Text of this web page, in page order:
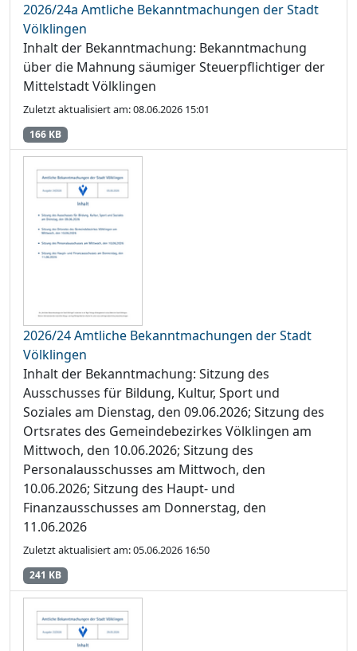
2026/24a Amtliche Bekanntmachungen der Stadt
Völklingen
Inhalt der Bekanntmachung: Bekanntmachung
über die Mahnung säumiger Steuerpflichtiger der
Mittelstadt Völklingen
Zuletzt aktualisiert am: 08.06.2026 15:01
166 KB
2026/24 Amtliche Bekanntmachungen der Stadt
Völklingen
Inhalt der Bekanntmachung: Sitzung des
Ausschusses für Bildung, Kultur, Sport und
Soziales am Dienstag, den 09.06.2026; Sitzung des
Ortsrates des Gemeindebezirkes Völklingen am
Mittwoch, den 10.06.2026; Sitzung des
Personalausschusses am Mittwoch, den
10.06.2026; Sitzung des Haupt- und
Finanzausschusses am Donnerstag, den
11.06.2026
Zuletzt aktualisiert am: 05.06.2026 16:50
241 KB